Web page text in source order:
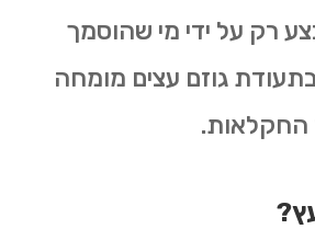
רק על ידי מי שהוסמך
גוזם עצים מומחה